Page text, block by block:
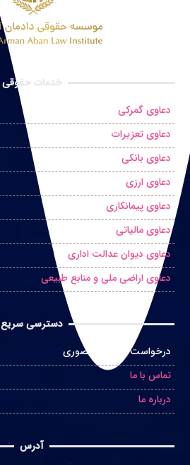
خدمات حقوقی
دعاوی گمرکی
دعاوی تعزیرات
دعاوی بانکی
دعاوی ارزی
دعاوی پیمانکاری
دعاوی مالیاتی
دعاوی دیوان عدالت اداری
دعاوی اراضی ملی و منابع طبیعی
دسترسی سریع
درخواست مشاوره حضوری
تماس با ما
درباره ما
آدرس